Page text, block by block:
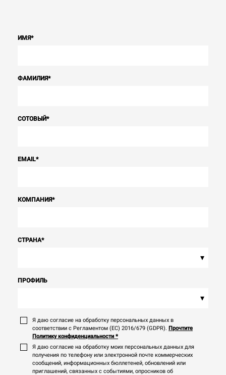
ИМЯ*
ФАМИЛИЯ*
СОТОВЫЙ*
EMAIL*
КОМПАНИЯ*
СТРАНА*
▾
ПРОФИЛЬ
▾
Я даю согласие на обработку персональных данных в
соответствии с Регламентом (ЕС) 2016/679 (GDPR). Прочтите
Политику конфиденциальности *
Я даю согласие на обработку моих персональных данных для
получения по телефону или электронной почте коммерческих
сообщений, информационных бюллетеней, обновлений или
приглашений, связанных с событиями, опросников об